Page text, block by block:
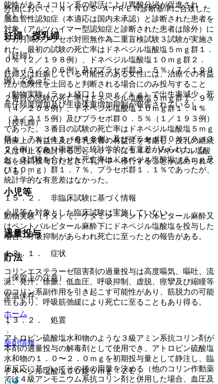
外国において、ＮＩＮＤＳ−ＡＩＲＥＮ診断基準に合致した
脳血管性認知症（本適応は国内未承認）と診断された患者を
対象（アルツハイマー型認知症と診断された患者は除外）に
６カ月間のプラセボ対照無作為二重盲検試験３試験が実施さ
れた。最初の試験の死亡率はドネペジル塩酸塩５ｍｇ群１．
０％（２／１９８例）、ドネペジル塩酸塩１０ｍｇ群２．
４％（５／２０６例）及びプラセボ群３．５％（７／１９９
例）であった。
２番目の試験の死亡率はドネペジル塩酸塩５ｍｇ群１．９％
（４／２０８例）、ドネペジル塩酸塩１０ｍｇ群１．４％
（３／２１５例）及びプラセボ群０．５％（１／１９３例）
であった。３番目の試験の死亡率はドネペジル塩酸塩５ｍｇ
群１．７％（１１／６４８例）及びプラセボ群０％（０／３
２６例）であり両群間に統計学的な有意差がみられた。な
お、３試験を合わせた死亡率はドネペジル塩酸塩（５ｍｇ及
び１０ｍｇ）群１．７％、プラセボ群１．１％であったが、
統計学的な有意差はなかった。
１５．２． 非臨床試験に基づく情報
動物実験（イヌ）で、ケタミン・ペントバルビタール麻酔又
はペントバルビタール麻酔下にドネペジル塩酸塩を投与した
場合、呼吸抑制があらわれ死亡に至ったとの報告がある。
貯法
（保管上の注意）
室温保存。
ホーム
薬剤情報
ドネペジル塩酸塩ＯＤ錠５ｍｇ「ＺＥ」
能性がある（コリン系の賦活により胃酸分泌が促進され
る）］。
妊婦・授乳婦
（妊婦）
妊婦又は妊娠している可能性のある女性には、治療での有益
性が危険性を上回ると判断される場合にのみ投与すること
（動物実験（ラット経口１０ｍｇ／ｋｇ）で出生率減少、死
産仔頻度増加及び生後体重増加抑制が報告されている）。
（授乳婦）
治療上の有益性及び母乳栄養の有益性を考慮し、授乳の継続
又は中止を検討すること（ラットに１４Ｃ−ドネペジル塩酸
塩を経口投与したとき、乳汁中へ移行することが認められて
いる）。
小児等
小児等を対象とした臨床試験は実施していない。
過量投与
１３．１． 症状
コリンエステラーゼ阻害剤の過量投与は高度嘔気、嘔吐、流
涎、発汗、徐脈、低血圧、呼吸抑制、虚脱、痙攣及び縮瞳等
のコリン系副作用を引き起こす可能性があり、筋脱力の可能
性もあり、呼吸筋弛緩により死亡に至ることもあり得る。
１３．２． 処置
アトロピン硫酸塩水和物のような３級アミン系抗コリン剤が
本剤の過量投与の解毒剤として使用でき、アトロピン硫酸塩
水和物の１．０〜２．０ｍｇを初期投与量として静注し、臨
床反応に基づいてその後の用量を決める（他のコリン作動薬
では４級アンモニウム系抗コリン剤と併用した場合、血圧及